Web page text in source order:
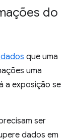
do
que uma
uma
a exposição se
ser
dados em